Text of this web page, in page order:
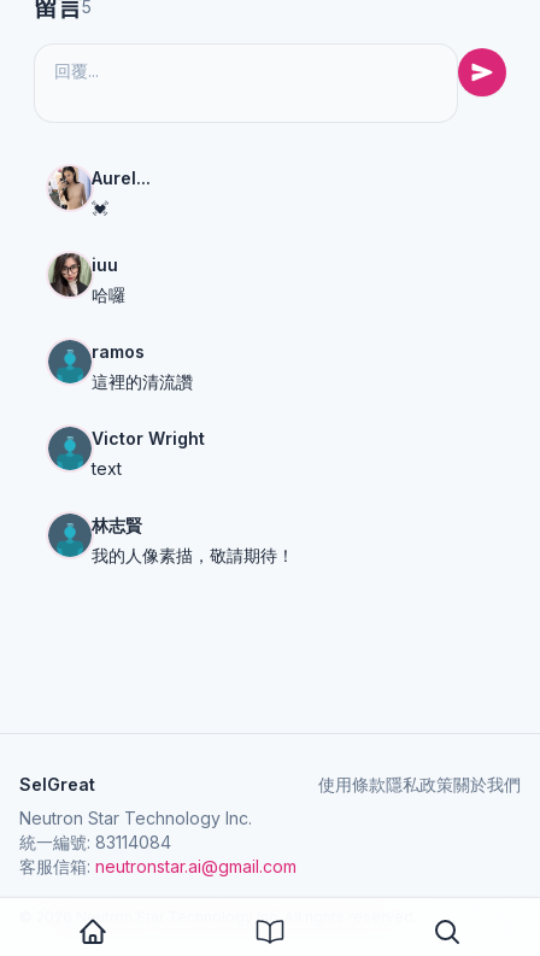
留言5
Aurel...
💓
iuu
哈囉
ramos
這裡的清流讚
Victor Wright
text
林志賢
我的人像素描，敬請期待！
SelGreat
Neutron Star Technology Inc.
統一編號: 83114084
客服信箱: neutronstar.ai@gmail.com
使用條款隱私政策關於我們
© 2026 Neutron Star Technology Inc. All rights reserved.